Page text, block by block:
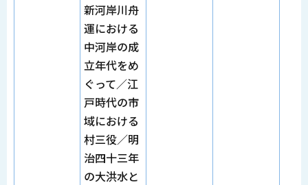
新河岸川舟
運における
中河岸の成
立年代をめ
ぐって／江
戸時代の市
域における
村三役／明
治四十三年
の大洪水と